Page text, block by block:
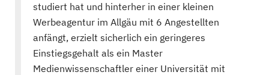
studiert hat und hinterher in einer kleinen
Werbeagentur im Allgäu mit 6 Angestellten
anfängt, erzielt sicherlich ein geringeres
Einstiegsgehalt als ein Master
Medienwissenschaftler einer Universität mit